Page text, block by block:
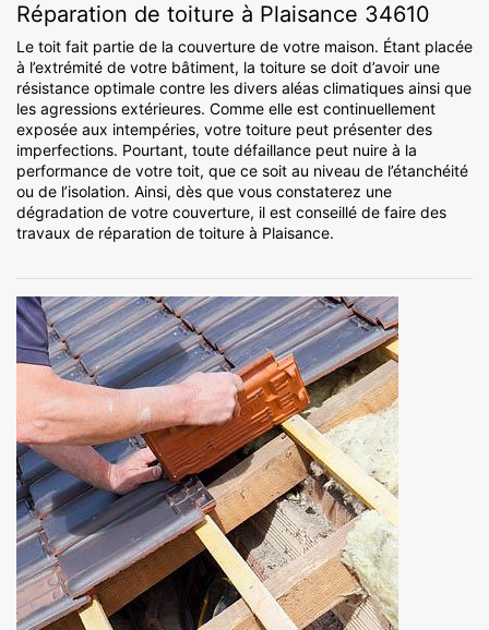
Réparation de toiture à Plaisance 34610
Le toit fait partie de la couverture de votre maison. Étant placée
à l’extrémité de votre bâtiment, la toiture se doit d’avoir une
résistance optimale contre les divers aléas climatiques ainsi que
les agressions extérieures. Comme elle est continuellement
exposée aux intempéries, votre toiture peut présenter des
imperfections. Pourtant, toute défaillance peut nuire à la
performance de votre toit, que ce soit au niveau de l’étanchéité
ou de l’isolation. Ainsi, dès que vous constaterez une
dégradation de votre couverture, il est conseillé de faire des
travaux de réparation de toiture à Plaisance.